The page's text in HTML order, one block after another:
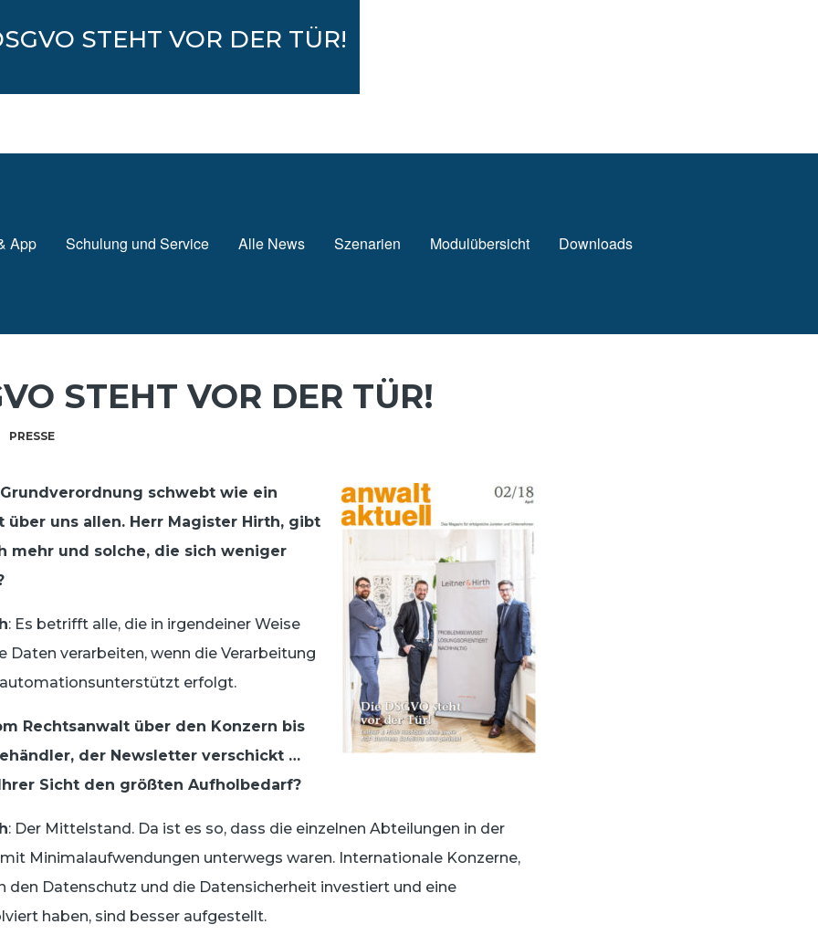
STEHT VOR DER TÜR!
App Schulung und Service Alle News Szenarien Modulübersicht Downloads
STEHT VOR DER TÜR!
PRESSE
schwebt wie ein
über uns allen. Herr Magister Hirth, gibt
mehr und solche, die sich weniger
: Es betrifft alle, die in irgendeiner Weise
Daten verarbeiten, wenn die Verarbeitung
erfolgt.
Rechtsanwalt über den Konzern bis
der Newsletter verschickt …
Sicht den größten Aufholbedarf?
: Der Mittelstand. Da ist es so, dass die einzelnen Abteilungen in der
Minimalaufwendungen unterwegs waren. Internationale Konzerne,
den Datenschutz und die Datensicherheit investiert und eine
haben, sind besser aufgestellt.